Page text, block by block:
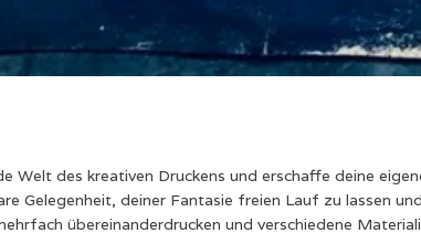
Welt des kreativen Druckens und erschaffe deine
Gelegenheit, deiner Fantasie freien Lauf zu lassen
übereinanderdrucken und verschiedene